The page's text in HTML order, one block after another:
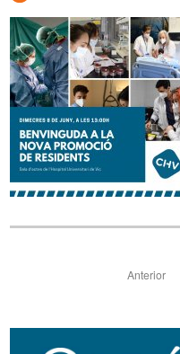
Anterior
Navegación